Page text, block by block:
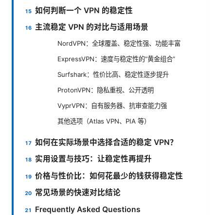
如何判断一个 VPN 的稳定性
主流稳定 VPN 的对比与适用场景
NordVPN：全球覆盖、稳定性强、功能丰富
ExpressVPN：速度与稳定性的“黄金组合”
Surfshark：性价比高、稳定性逐步提升
ProtonVPN：隐私重视、公开透明
VyprVPN：自有服务器、抗审查能力强
其他选项（Atlas VPN、PIA 等）
如何在实际场景中选择合适的稳定 VPN？
实用设置与技巧：让稳定性再提升
价格与性价比：如何花最少的钱获得稳定性
常见场景的快速对比结论
Frequently Asked Questions